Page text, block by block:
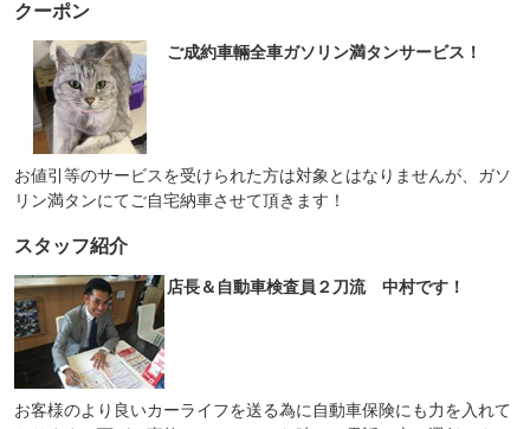
クーポン
ご成約車輛全車ガソリン満タンサービス！
お値引等のサービスを受けられた方は対象とはなりませんが、ガソ
リン満タンにてご自宅納車させて頂きます！
スタッフ紹介
店長＆自動車検査員２刀流 中村です！
お客様のより良いカーライフを送る為に自動車保険にも力を入れて